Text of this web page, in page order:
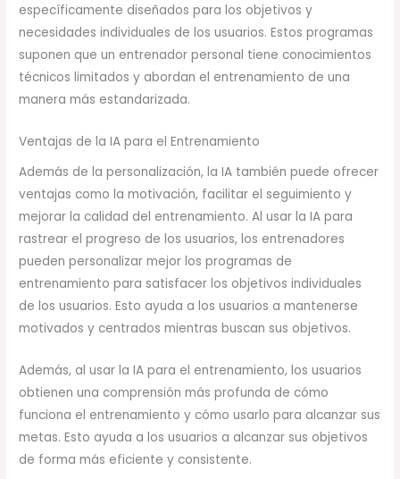
específicamente diseñados para los objetivos y
necesidades individuales de los usuarios. Estos programas
suponen que un entrenador personal tiene conocimientos
técnicos limitados y abordan el entrenamiento de una
manera más estandarizada.
Ventajas de la IA para el Entrenamiento
Además de la personalización, la IA también puede ofrecer
ventajas como la motivación, facilitar el seguimiento y
mejorar la calidad del entrenamiento. Al usar la IA para
rastrear el progreso de los usuarios, los entrenadores
pueden personalizar mejor los programas de
entrenamiento para satisfacer los objetivos individuales
de los usuarios. Esto ayuda a los usuarios a mantenerse
motivados y centrados mientras buscan sus objetivos.
Además, al usar la IA para el entrenamiento, los usuarios
obtienen una comprensión más profunda de cómo
funciona el entrenamiento y cómo usarlo para alcanzar sus
metas. Esto ayuda a los usuarios a alcanzar sus objetivos
de forma más eficiente y consistente.